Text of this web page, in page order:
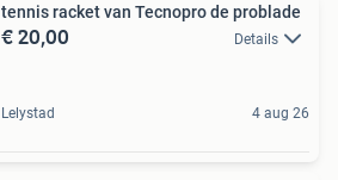
tennis racket van Tecnopro de problade
€ 20,00 Details
Lelystad 4 aug 26